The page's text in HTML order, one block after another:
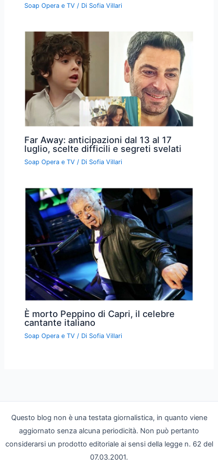
Soap Opera e TV / Di Sofia Villari
Far Away: anticipazioni dal 13 al 17
luglio, scelte difficili e segreti svelati
Soap Opera e TV / Di Sofia Villari
È morto Peppino di Capri, il celebre
cantante italiano
Soap Opera e TV / Di Sofia Villari
Questo blog non è una testata giornalistica, in quanto viene
aggiornato senza alcuna periodicità. Non può pertanto
considerarsi un prodotto editoriale ai sensi della legge n. 62 del
07.03.2001.